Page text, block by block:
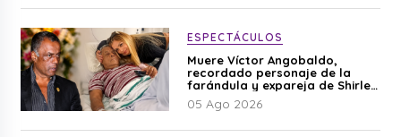
ESPECTÁCULOS
Muere Víctor Angobaldo,
recordado personaje de la
farándula y expareja de Shirley
Cherres
05 Ago 2026